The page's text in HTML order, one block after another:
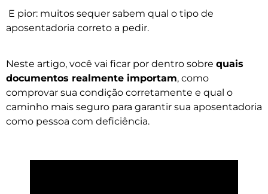
E pior: muitos sequer sabem qual o tipo de
aposentadoria correto a pedir.
Neste artigo, você vai ficar por dentro sobre quais
documentos realmente importam, como
comprovar sua condição corretamente e qual o
caminho mais seguro para garantir sua aposentadoria
como pessoa com deficiência.